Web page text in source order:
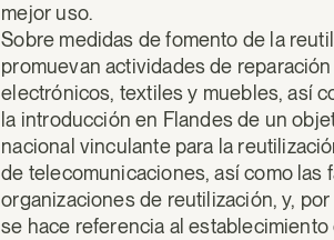
mejor uso.
Sobre medidas de fomento de la
promuevan actividades de
electrónicos, textiles y muebles, así
la introducción en Flandes de un
nacional vinculante para la
de telecomunicaciones, así como
organizaciones de reutilización, y,
se hace referencia al